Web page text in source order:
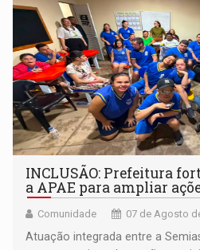
INCLUSÃO: Prefeitura
a APAE para ampliar
Comunidade 07 de Agosto
Atuação integrada entre a